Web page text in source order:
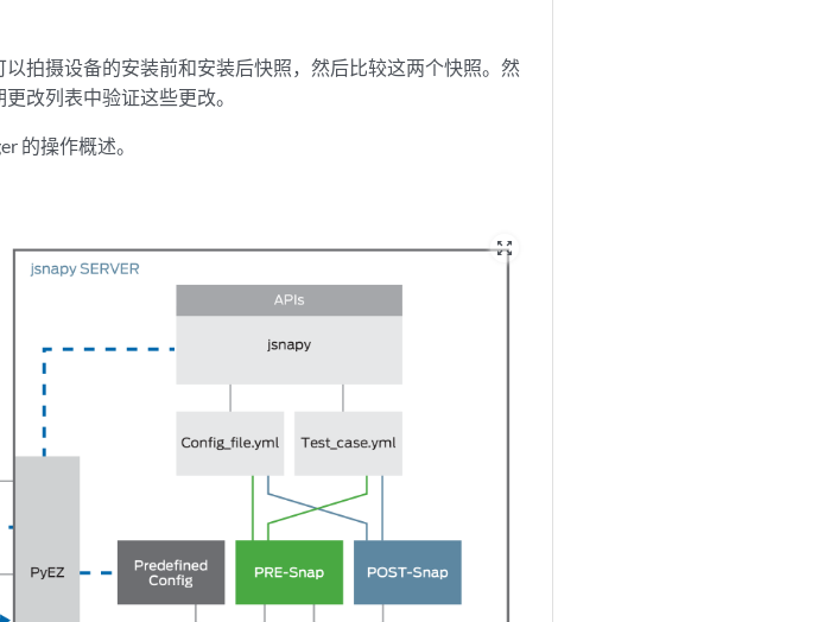
拍摄设备的安装前和安装后快照，然后比较这两个快照。然
改列表中验证这些更改。
的操作概述。
zoom_out_map